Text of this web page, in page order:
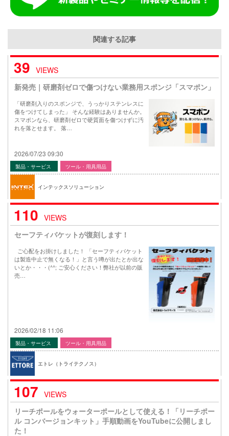
関連する記事
39 VIEWS
新発売｜研磨剤ゼロで傷つけない業務用スポンジ「スマポン」
「研磨剤入りのスポンジで、うっかりステンレスに
傷をつけてしまった」 そんな経験はありませんか。
スマポンなら、研磨剤ゼロで硬質面を傷つけずに汚
れを落とせます。 落…
2026/07/23 09:30
製品・サービス ツール・用具用品
インテックスソリューション
110 VIEWS
セーフティバケットが復刻します！
ご心配をお掛けしました！ 「セーフティバケット
は製造中止で無くなる！」と言う噂が出たとか出な
いとか・・・(^^; ご安心ください！弊社が以前の販
売…
2026/02/18 11:06
製品・サービス ツール・用具用品
エトレ（トライテクノス）
107 VIEWS
リーチポールをウォーターポールとして使える！「リーチポー
ル コンバージョンキット」手順動画をYouTubeに公開しまし
た！